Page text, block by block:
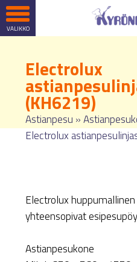
Electrolux
(KH6219)
Astianpesu »
Electrolux
Electrolux
yhteensopivat
Astianpesukone